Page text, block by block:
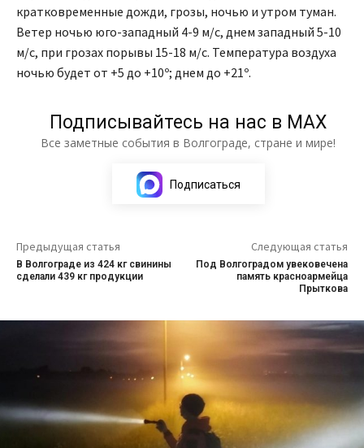
кратковременные дожди, грозы, ночью и утром туман.
Ветер ночью юго-западный 4-9 м/с, днем западный 5-10
м/с, при грозах порывы 15-18 м/с. Температура воздуха
ночью будет от +5 до +10º; днем до +21º.
Подписывайтесь на нас в МАХ
Все заметные события в Волгограде, стране и мире!
Подписаться
Предыдущая статья
В Волгограде из 424 кг свинины
сделали 439 кг продукции
Следующая статья
Под Волгоградом увековечена
память красноармейца
Прыткова